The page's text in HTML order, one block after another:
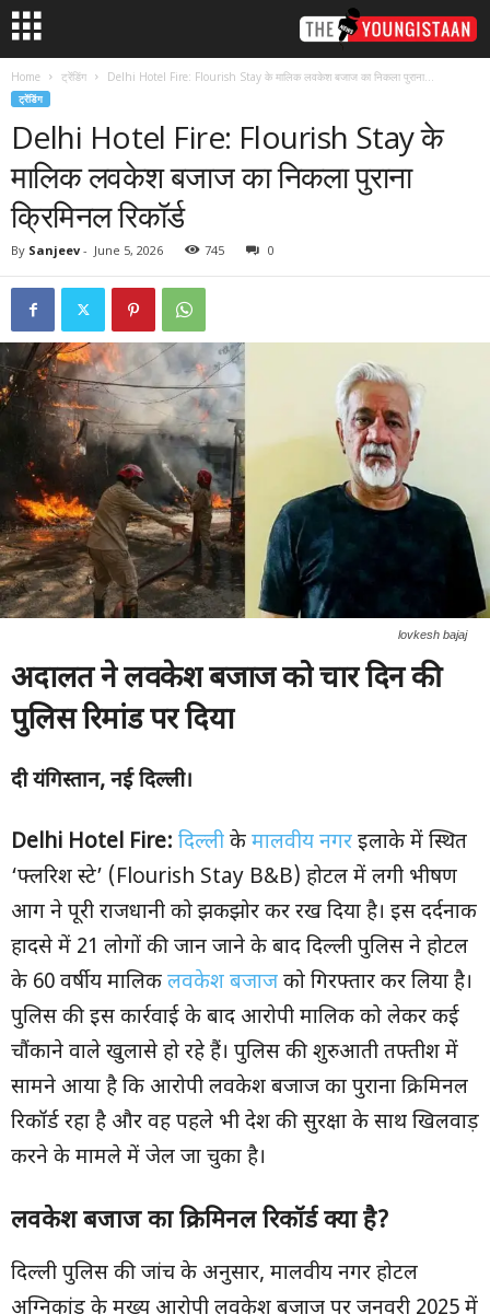
Home ट्रेंडिंग Delhi Hotel Fire: Flourish Stay के मालिक लवकेश बजाज का निकला पुराना...
ट्रेंडिंग
Delhi Hotel Fire: Flourish Stay के
मालिक लवकेश बजाज का निकला पुराना
क्रिमिनल रिकॉर्ड
By Sanjeev - June 5, 2026 745 0
lovkesh bajaj
अदालत ने लवकेश बजाज को चार दिन की
पुलिस रिमांड पर दिया
दी यंगिस्तान, नई दिल्ली।
Delhi Hotel Fire: दिल्ली के मालवीय नगर इलाके में स्थित
‘फ्लरिश स्टे’ (Flourish Stay B&B) होटल में लगी भीषण
आग ने पूरी राजधानी को झकझोर कर रख दिया है। इस दर्दनाक
हादसे में 21 लोगों की जान जाने के बाद दिल्ली पुलिस ने होटल
के 60 वर्षीय मालिक लवकेश बजाज को गिरफ्तार कर लिया है।
पुलिस की इस कार्रवाई के बाद आरोपी मालिक को लेकर कई
चौंकाने वाले खुलासे हो रहे हैं। पुलिस की शुरुआती तफ्तीश में
सामने आया है कि आरोपी लवकेश बजाज का पुराना क्रिमिनल
रिकॉर्ड रहा है और वह पहले भी देश की सुरक्षा के साथ खिलवाड़
करने के मामले में जेल जा चुका है।
लवकेश बजाज का क्रिमिनल रिकॉर्ड क्या है?
दिल्ली पुलिस की जांच के अनुसार, मालवीय नगर होटल